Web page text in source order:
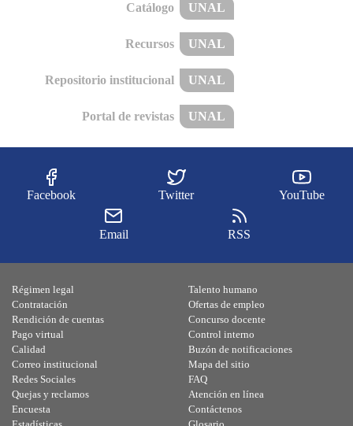
Catálogo UNAL
Recursos UNAL
Repositorio institucional UNAL
Portal de revistas UNAL
Facebook Twitter YouTube
Email RSS
Régimen legal
Contratación
Rendición de cuentas
Pago virtual
Calidad
Talento humano
Ofertas de empleo
Concurso docente
Control interno
Buzón de notificaciones
Correo institucional
Redes Sociales
Quejas y reclamos
Encuesta
Mapa del sitio
FAQ
Atención en línea
Contáctenos